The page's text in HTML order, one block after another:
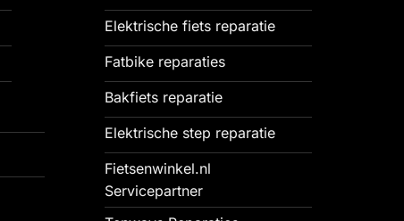
Elektrische fiets reparatie
Fatbike reparaties
Bakfiets reparatie
Elektrische step reparatie
Fietsenwinkel.nl
Servicepartner